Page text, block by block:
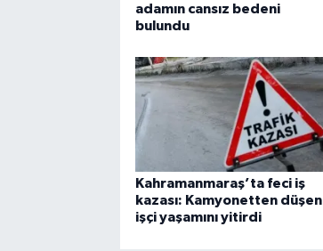
adamın cansız bedeni
bulundu
Kahramanmaraş’ta feci iş
kazası: Kamyonetten düşen
işçi yaşamını yitirdi